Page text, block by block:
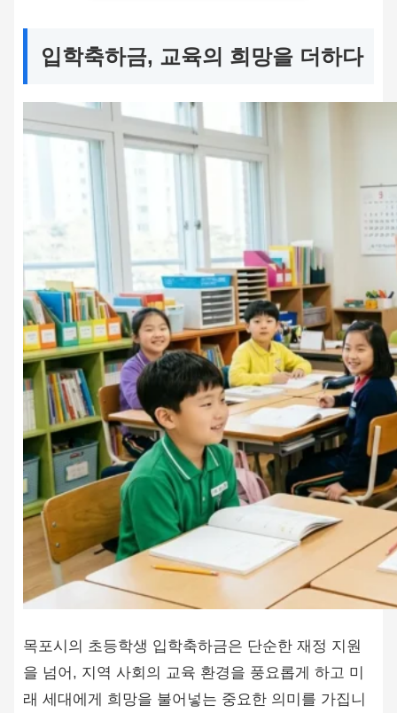
입학축하금, 교육의 희망을 더하다
목포시의 초등학생 입학축하금은 단순한 재정 지원
을 넘어, 지역 사회의 교육 환경을 풍요롭게 하고 미
래 세대에게 희망을 불어넣는 중요한 의미를 가집니